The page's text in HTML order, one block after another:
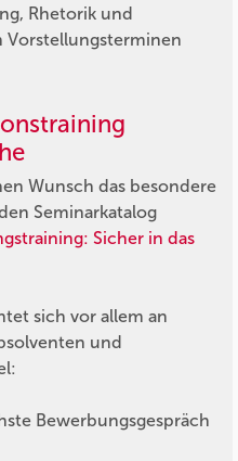
Rhetorik und
Vorstellungsterminen
Wunsch das besondere
Seminarkatalog
Sicher in das
sich vor allem an
und
Bewerbungsgespräch